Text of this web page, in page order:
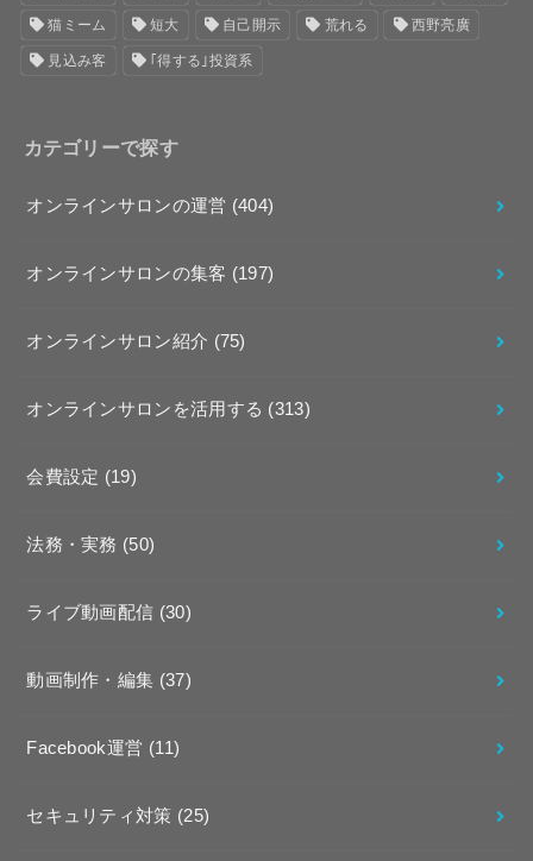
猫ミーム 短大 自己開示 荒れる 西野亮廣
見込み客 ｢得する｣投資系
カテゴリーで探す
オンラインサロンの運営 (404)
オンラインサロンの集客 (197)
オンラインサロン紹介 (75)
オンラインサロンを活用する (313)
会費設定 (19)
法務・実務 (50)
ライブ動画配信 (30)
動画制作・編集 (37)
Facebook運営 (11)
セキュリティ対策 (25)